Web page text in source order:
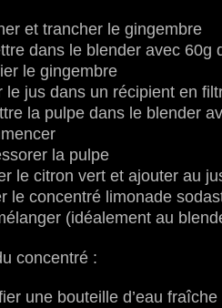
et trancher le gingembre
dans le blender avec 60g
le gingembre
le jus dans un récipient en
la pulpe dans le blender
la pulpe
le citron vert et ajouter au
le concentré limonade
(idéalement au
concentré :
une bouteille d’eau